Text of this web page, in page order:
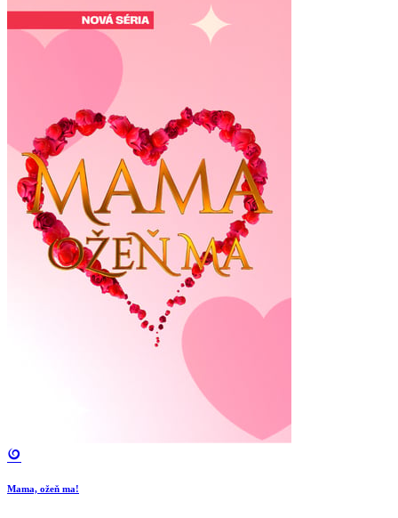
Mama, ožeň ma!